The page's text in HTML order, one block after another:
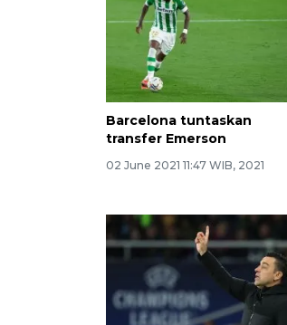
Barcelona tuntaskan
transfer Emerson
02 June 2021 11:47 WIB, 2021